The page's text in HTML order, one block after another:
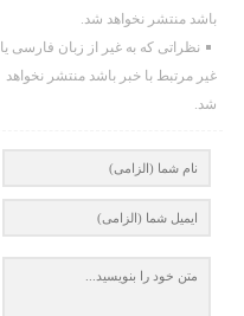
باشد منتشر نخواهد شد.
نظراتی که به غیر از زبان فارسی یا
غیر مرتبط با خبر باشد منتشر نخواهد
شد.